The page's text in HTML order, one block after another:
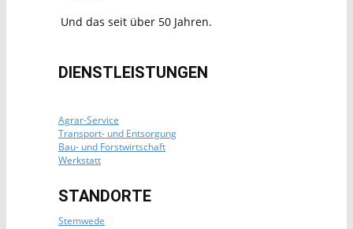
Und das seit über 50 Jahren.
DIENSTLEISTUNGEN
Agrar-Service
Transport- und Entsorgung
Bau- und Forstwirtschaft
Werkstatt
STANDORTE
Stemwede